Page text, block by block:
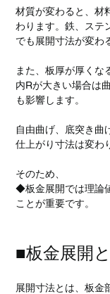
材質が変わると、材
わります。鉄、ステ
でも展開寸法が変わ
また、板厚が厚くな
内Rが大きい場合は
も影響します。
自由曲げ、底突き曲
仕上がり寸法は変わ
そのため、
◆板金展開では理論
ことが重要です。
■板金展開
展開寸法とは、板金